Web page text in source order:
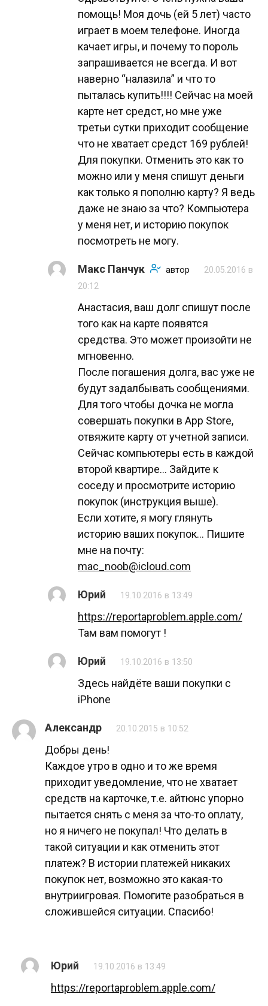
помощь! Моя дочь (ей 5 лет) часто
играет в моем телефоне. Иногда
качает игры, и почему то пороль
запрашивается не всегда. И вот
наверно “налазила” и что то
пыталась купить!!!! Сейчас на моей
карте нет средст, но мне уже
третьи сутки приходит сообщение
что не хватает средст 169 рублей!
Для покупки. Отменить это как то
можно или у меня спишут деньги
как только я пополню карту? Я ведь
даже не знаю за что? Компьютера
у меня нет, и историю покупок
посмотреть не могу.
Макс Панчук автор
20.05.2016 в
20:12
Анастасия, ваш долг спишут после
того как на карте появятся
средства. Это может произойти не
мгновенно.
После погашения долга, вас уже не
будут задалбывать сообщениями.
Для того чтобы дочка не могла
совершать покупки в App Store,
отвяжите карту от учетной записи.
Сейчас компьютеры есть в каждой
второй квартире… Зайдите к
соседу и просмотрите историю
покупок (инструкция выше).
Если хотите, я могу глянуть
историю ваших покупок… Пишите
мне на почту:
mac_noob@icloud.com
Юрий 19.10.2016 в 13:49
https://reportaproblem.apple.com/
Там вам помогут !
Юрий 19.10.2016 в 13:50
Здесь найдёте ваши покупки с
iPhone
Александр 20.10.2015 в 10:52
Добры день!
Каждое утро в одно и то же время
приходит уведомление, что не хватает
средств на карточке, т.е. айтюнс упорно
пытается снять с меня за что-то оплату,
но я ничего не покупал! Что делать в
такой ситуации и как отменить этот
платеж? В истории платежей никаких
покупок нет, возможно это какая-то
внутриигровая. Помогите разобраться в
сложившейся ситуации. Спасибо!
Юрий 19.10.2016 в 13:49
https://reportaproblem.apple.com/